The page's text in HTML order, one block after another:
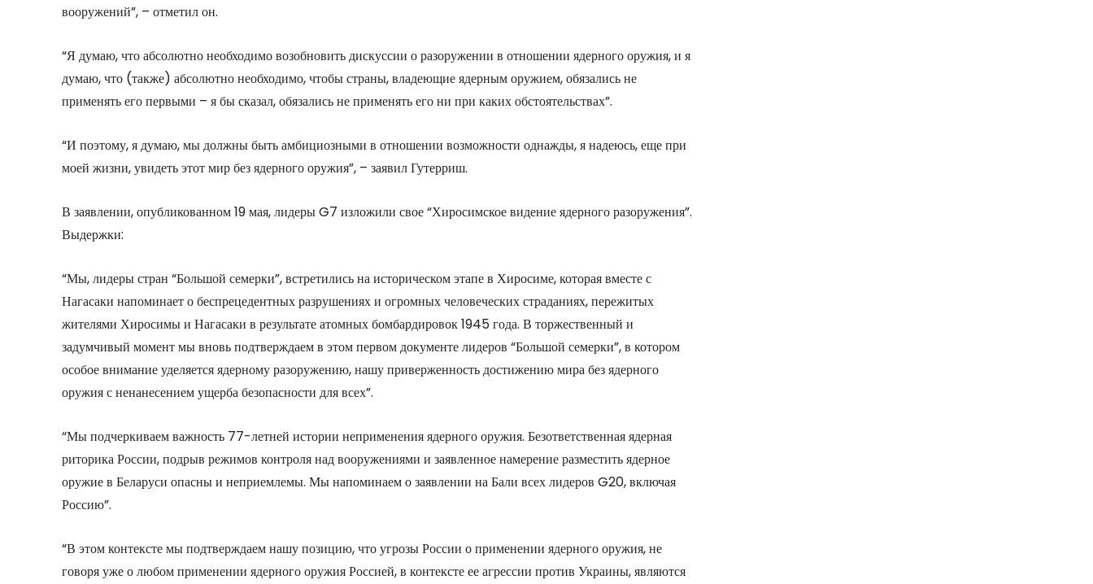
вооружений”, – отметил он.
“Я думаю, что абсолютно необходимо возобновить дискуссии о разоружении в отношении ядерного оружия, и я
думаю, что (также) абсолютно необходимо, чтобы страны, владеющие ядерным оружием, обязались не
применять его первыми – я бы сказал, обязались не применять его ни при каких обстоятельствах”.
“И поэтому, я думаю, мы должны быть амбициозными в отношении возможности однажды, я надеюсь, еще при
моей жизни, увидеть этот мир без ядерного оружия”, – заявил Гутерриш.
В заявлении, опубликованном 19 мая, лидеры G7 изложили свое “Хиросимское видение ядерного разоружения”.
Выдержки:
“Мы, лидеры стран “Большой семерки”, встретились на историческом этапе в Хиросиме, которая вместе с
Нагасаки напоминает о беспрецедентных разрушениях и огромных человеческих страданиях, пережитых
жителями Хиросимы и Нагасаки в результате атомных бомбардировок 1945 года. В торжественный и
задумчивый момент мы вновь подтверждаем в этом первом документе лидеров “Большой семерки”, в котором
особое внимание уделяется ядерному разоружению, нашу приверженность достижению мира без ядерного
оружия с ненанесением ущерба безопасности для всех”.
“Мы подчеркиваем важность 77-летней истории неприменения ядерного оружия. Безответственная ядерная
риторика России, подрыв режимов контроля над вооружениями и заявленное намерение разместить ядерное
оружие в Беларуси опасны и неприемлемы. Мы напоминаем о заявлении на Бали всех лидеров G20, включая
Россию”.
“В этом контексте мы подтверждаем нашу позицию, что угрозы России о применении ядерного оружия, не
говоря уже о любом применении ядерного оружия Россией, в контексте ее агрессии против Украины, являются